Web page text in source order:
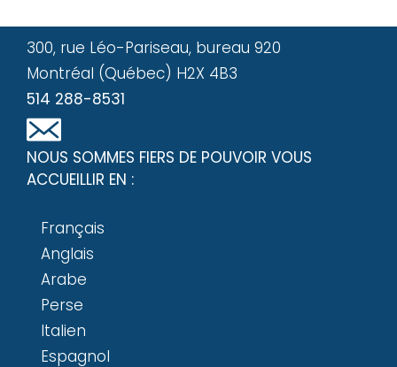
300, rue Léo-Pariseau, bureau 920
Montréal (Québec) H2X 4B3
514 288-8531
NOUS SOMMES FIERS DE POUVOIR VOUS
ACCUEILLIR EN :
Français
Anglais
Arabe
Perse
Italien
Espagnol